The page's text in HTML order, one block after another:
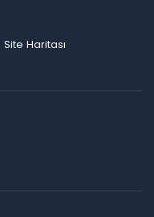
Site Haritası